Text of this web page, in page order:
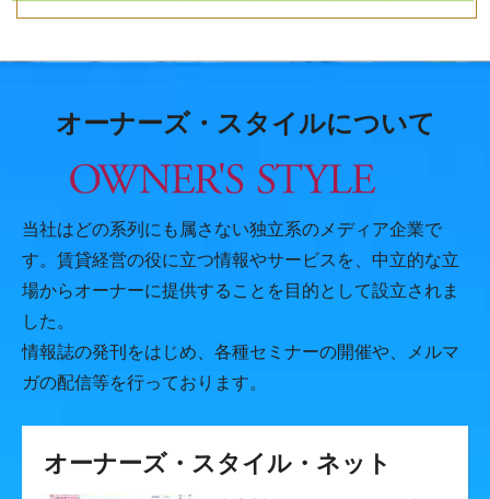
オーナーズ・スタイルについて
当社はどの系列にも属さない独立系のメディア企業で
す。賃貸経営の役に立つ情報やサービスを、中立的な立
場からオーナーに提供することを目的として設立されま
した。
情報誌の発刊をはじめ、各種セミナーの開催や、メルマ
ガの配信等を行っております。
オーナーズ・スタイル・ネット